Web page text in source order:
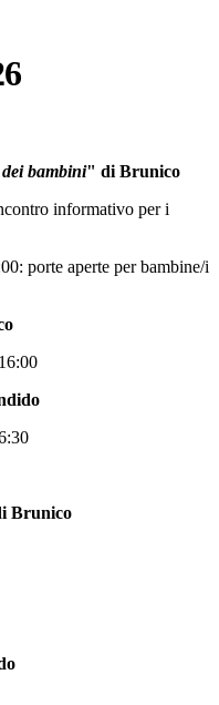
bambini" di Brunico
informativo per i
porte aperte per bambine/i
Brunico